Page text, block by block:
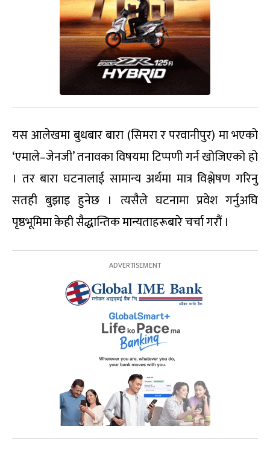
यस आलेखमा बुधबार बारा (सिमरा र परवानीपुर) मा भएको
‘एमाले–जेनजी’ तनावका विषयमा टिप्पणी गर्न खोजिएको हो
। तर बारा घटनालाई सामान्य अर्थमा मात्र विश्लेषण गरिनु
सतही बुझाइ हुनेछ । त्यसैले घटनामा प्रवेश गर्नुअघि
पृष्ठभूमिमा केही सैद्धान्तिक मान्यताहरूबारे चर्चा गरौं ।